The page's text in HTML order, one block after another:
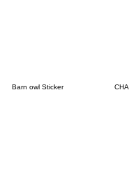
Barn owl Sticker